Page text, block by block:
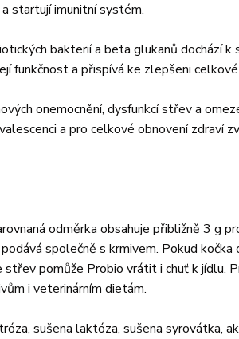
startují imunitní systém.
bakterií a beta glukanů dochází
funkčnost a přispívá ke zlepšeni
onemocnění, dysfunkcí střev a
a pro celkové obnovení zdraví
odměrka obsahuje přibližně 3 g
společně s krmivem. Pokud
pomůže Probio vrátit i chuť k jídlu.
i veterinárním dietám.
sušena laktóza, sušena syrovátka,